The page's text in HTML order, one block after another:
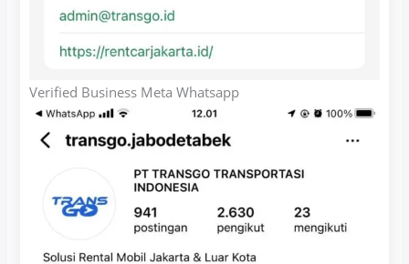
Verified Business Meta Whatsapp